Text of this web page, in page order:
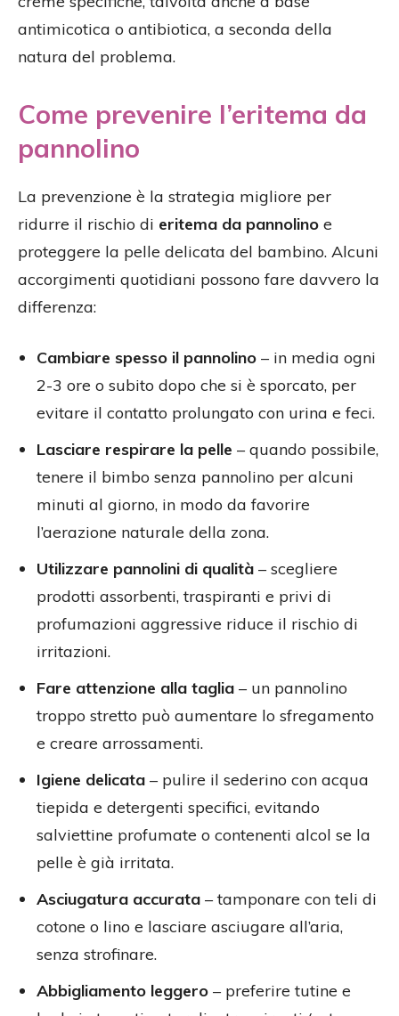
antimicotica o antibiotica, a seconda della
natura del problema.
Come prevenire l’eritema da
pannolino
La prevenzione è la strategia migliore per
ridurre il rischio di eritema da pannolino e
proteggere la pelle delicata del bambino. Alcuni
accorgimenti quotidiani possono fare davvero la
differenza:
Cambiare spesso il pannolino – in media ogni
2-3 ore o subito dopo che si è sporcato, per
evitare il contatto prolungato con urina e feci.
Lasciare respirare la pelle – quando possibile,
tenere il bimbo senza pannolino per alcuni
minuti al giorno, in modo da favorire
l’aerazione naturale della zona.
Utilizzare pannolini di qualità – scegliere
prodotti assorbenti, traspiranti e privi di
profumazioni aggressive riduce il rischio di
irritazioni.
Fare attenzione alla taglia – un pannolino
troppo stretto può aumentare lo sfregamento
e creare arrossamenti.
Igiene delicata – pulire il sederino con acqua
tiepida e detergenti specifici, evitando
salviettine profumate o contenenti alcol se la
pelle è già irritata.
Asciugatura accurata – tamponare con teli di
cotone o lino e lasciare asciugare all’aria,
senza strofinare.
Abbigliamento leggero – preferire tutine e